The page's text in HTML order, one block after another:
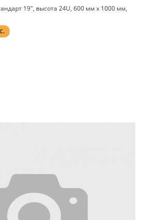
19", высота 24U, 600 мм x 1000 мм,